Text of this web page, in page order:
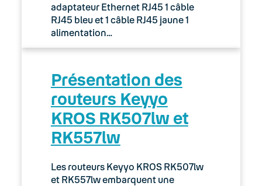
adaptateur Ethernet RJ45 1 câble
RJ45 bleu et 1 câble RJ45 jaune 1
alimentation…
Présentation des
routeurs Keyyo
KROS RK507lw et
RK557lw
Les routeurs Keyyo KROS RK507lw
et RK557lw embarquent une